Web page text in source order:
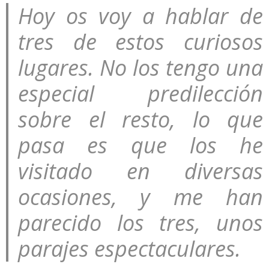
Hoy os voy a hablar de
tres de estos curiosos
lugares. No los tengo una
especial predilección
sobre el resto, lo que
pasa es que los he
visitado en diversas
ocasiones, y me han
parecido los tres, unos
parajes espectaculares.